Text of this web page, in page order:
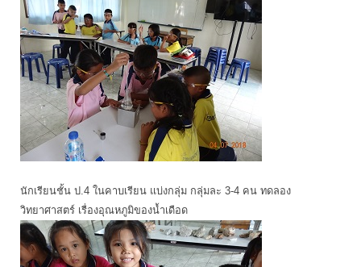
นักเรียนชั้น ป.4 ในคาบเรียน แบ่งกลุ่ม กลุ่มละ 3-4 คน ทดลอง
วิทยาศาสตร์ เรื่องอุณหภูมิของน้ำเดือด